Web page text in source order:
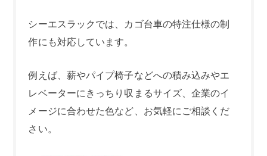
シーエスラックでは、カゴ台車の特注仕様の制
作にも対応しています。
例えば、薪やパイプ椅子などへの積み込みやエ
レベーターにきっちり収まるサイズ、企業のイ
メージに合わせた色など、お気軽にご相談くだ
さい。